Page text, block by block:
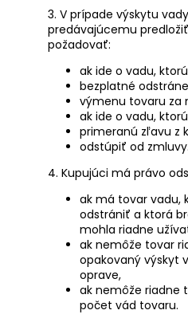
3. V prípade výskytu
predávajúcemu
požadovať:
ak ide o vadu,
bezplatné
výmenu tovaru za
ak ide o vadu,
primeranú zľavu z
odstúpiť od zmluvy.
4. Kupujúci má právo
ak má tovar vadu,
odstrániť a ktorá
mohla riadne
ak nemôže tovar
opakovaný výskyt
oprave,
ak nemôže riadne
počet vád tovaru.